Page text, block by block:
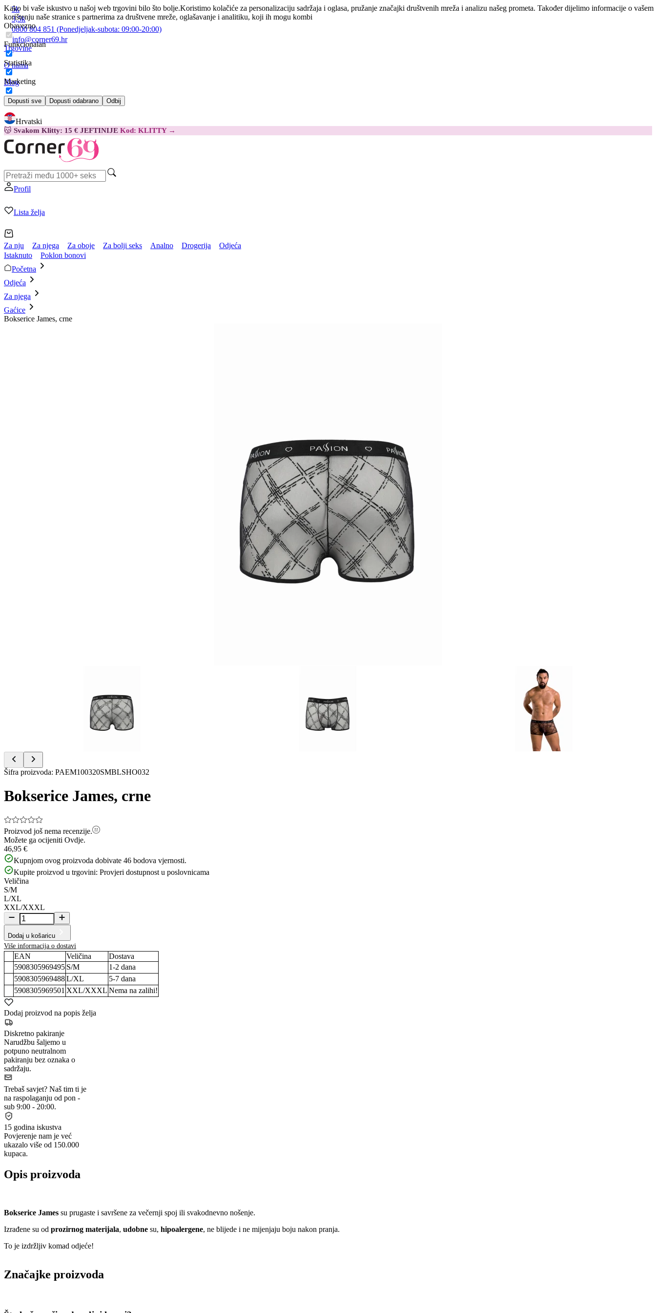
Kako bi vaše iskustvo u našoj web trgovini bilo što bolje.Koristimo kolačiće za personalizaciju sadržaja i oglasa, pružanje značajki društvenih mreža i analizu našeg prometa. Također dijelimo informacije o vašem
korištenju naše stranice s partnerima za društvene mreže, oglašavanje i analitiku, koji ih mogu kombi
Obavezno
Funkcionalan
Statistika
Marketing
Dopusti sve Dopusti odabrano Odbij
5k
3,5k
0800 804 851 (Ponedjeljak-subota: 09:00-20:00)
info@corner69.hr
Trgovine
O nama
Blog
Kontakt
Hrvatski
😽 Svakom Klitty: 15 € JEFTINIJE Kod: KLITTY →
Profil
Lista želja
Za nju Za njega Za oboje Za bolji seks Analno Drogerija
Odjeća
Istaknuto
Poklon bonovi
Početna
Odjeća
Za njega
Gaćice
Bokserice James, crne
Item
of
Šifra proizvoda: PAEM100320SMBLSHO032
Bokserice James, crne
Proizvod još nema recenzije.
Možete ga ocijeniti Ovdje.
46,95 €
Kupnjom ovog proizvoda dobivate 46 bodova vjernosti.
Kupite proizvod u trgovini: Provjeri dostupnost u poslovnicama
Veličina
S/M
L/XL
XXL/XXXL
Dodaj u košaricu
Više informacija o dostavi
EAN Veličina
Dostava
5908305969495 S/M 1-2 dana
5908305969488L/XL 5-7 dana
5908305969501 XXL/XXXL Nema na zalihi!
Dodaj proizvod na popis želja
Diskretno pakiranje
Narudžbu šaljemo u
potpuno neutralnom
pakiranju bez oznaka o
sadržaju.
Trebaš savjet? Naš tim ti je
na raspolaganju od pon -
sub 9:00 - 20:00.
15 godina iskustva
Povjerenje nam je već
ukazalo više od 150.000
kupaca.
Opis proizvoda
Bokserice James su prugaste i savršene za večernji spoj ili svakodnevno nošenje.
Izrađene su od prozirnog materijala, udobne su, hipoalergene, ne blijede i ne mijenjaju boju nakon pranja.
To je izdržljiv komad odjeće!
Značajke proizvoda